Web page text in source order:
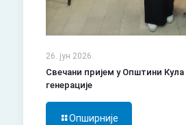
26. јун 2026.
Свечани пријем у Општини Кула
генерације
Опширније